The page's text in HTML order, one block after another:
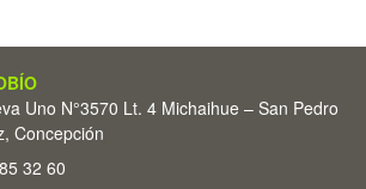
Uno N°3570 Lt. 4 Michaihue – San Pedro
Concepción
32 60